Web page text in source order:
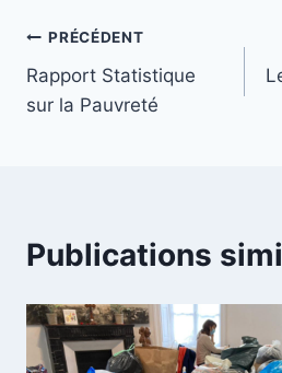
Navigation
de
PRÉCÉDENT
Rapport Statistique
sur la Pauvreté
Publications